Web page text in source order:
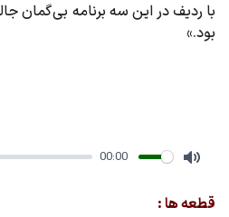
با ردیف در این سه برنامه بی گمان
بود.»
00:00
قطعه ها :